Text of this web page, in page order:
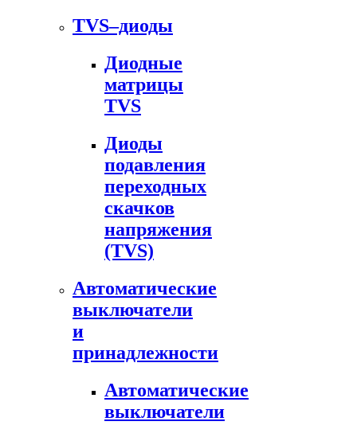
TVS–диоды
Диодные
матрицы
TVS
Диоды
подавления
переходных
скачков
напряжения
(TVS)
Автоматические
выключатели
и
принадлежности
Автоматические
выключатели